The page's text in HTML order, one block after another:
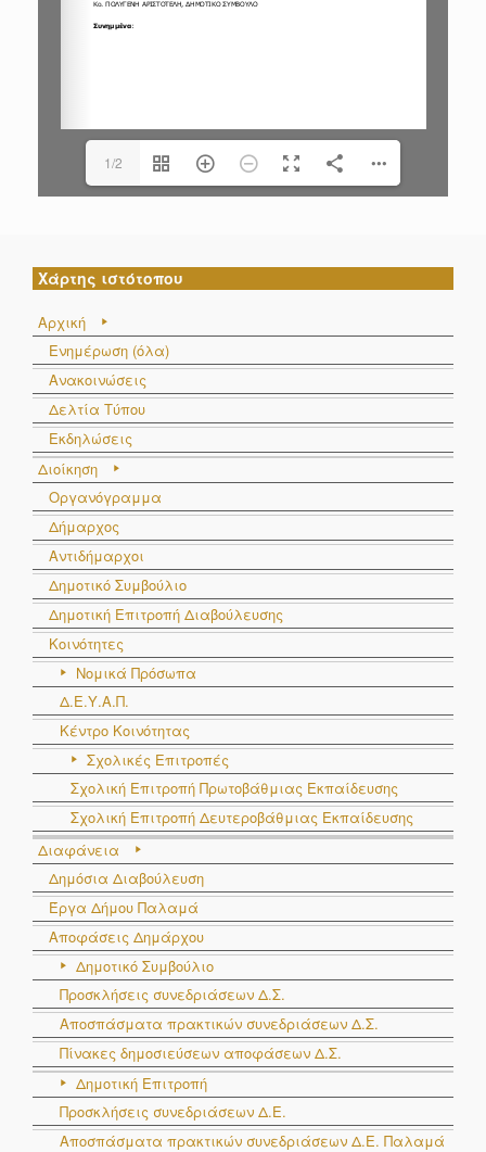
1/2
Χάρτης ιστότοπου
Αρχική
Ενημέρωση (όλα)
Ανακοινώσεις
Δελτία Τύπου
Εκδηλώσεις
Διοίκηση
Οργανόγραμμα
Δήμαρχος
Αντιδήμαρχοι
Δημοτικό Συμβούλιο
Δημοτική Επιτροπή Διαβούλευσης
Κοινότητες
Νομικά Πρόσωπα
Δ.Ε.Υ.Α.Π.
Κέντρο Κοινότητας
Σχολικές Επιτροπές
Σχολική Επιτροπή Πρωτοβάθμιας Εκπαίδευσης
Σχολική Επιτροπή Δευτεροβάθμιας Εκπαίδευσης
Διαφάνεια
Δημόσια Διαβούλευση
Έργα Δήμου Παλαμά
Αποφάσεις Δημάρχου
Δημοτικό Συμβούλιο
Προσκλήσεις συνεδριάσεων Δ.Σ.
Αποσπάσματα πρακτικών συνεδριάσεων Δ.Σ.
Πίνακες δημοσιεύσεων αποφάσεων Δ.Σ.
Δημοτική Επιτροπή
Προσκλήσεις συνεδριάσεων Δ.Ε.
Αποσπάσματα πρακτικών συνεδριάσεων Δ.E. Παλαμά